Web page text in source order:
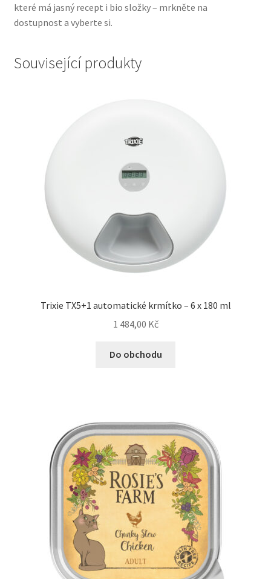
které má jasný recept i bio složky – mrkněte na
dostupnost a vyberte si.
Související produkty
Trixie TX5+1 automatické krmítko – 6 x 180 ml
1 484,00 Kč
Do obchodu